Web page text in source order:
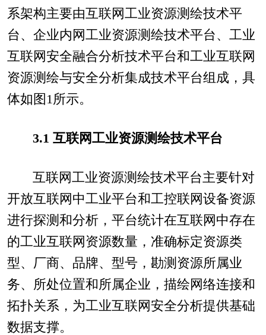
系架构主要由互联网工业资源测绘技术平
台、企业内网工业资源测绘技术平台、工业
互联网安全融合分析技术平台和工业互联网
资源测绘与安全分析集成技术平台组成，具
体如图1所示。
3.1 互联网工业资源测绘技术平台
互联网工业资源测绘技术平台主要针对
开放互联网中工业平台和工控联网设备资源
进行探测和分析，平台统计在互联网中存在
的工业互联网资源数量，准确标定资源类
型、厂商、品牌、型号，勘测资源所属业
务、所处位置和所属企业，描绘网络连接和
拓扑关系，为工业互联网安全分析提供基础
数据支撑。